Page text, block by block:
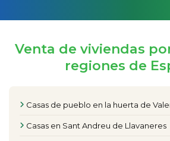
Venta de viviendas
regiones de
Casas de pueblo en la huerta de
Casas en Sant Andreu de Llavaneres